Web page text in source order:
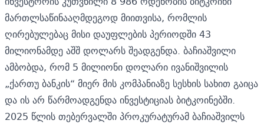
მართლსაწინააღმდეგოდ მიითვისა, რომლის
ღირებულებაც მისი დაუფლების პერიოდში 43
მილიონამდე აშშ დოლარს შეადგენდა. ბაჩიაშვილი
ამბობდა, რომ 5 მილიონი დოლარი ივანიშვილის
„ქართუ ბანკის“ მიერ მის კომპანიაზე სესხის სახით გაიცა
და ის არ წარმოადგენდა ინვესტიციას ბიტკოინებში.
2025 წლის თებერვალში პროკურატურამ ბაჩიაშვილს